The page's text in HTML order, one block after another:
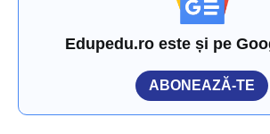
Edupedu.ro este și pe
ABONEAZĂ-TE